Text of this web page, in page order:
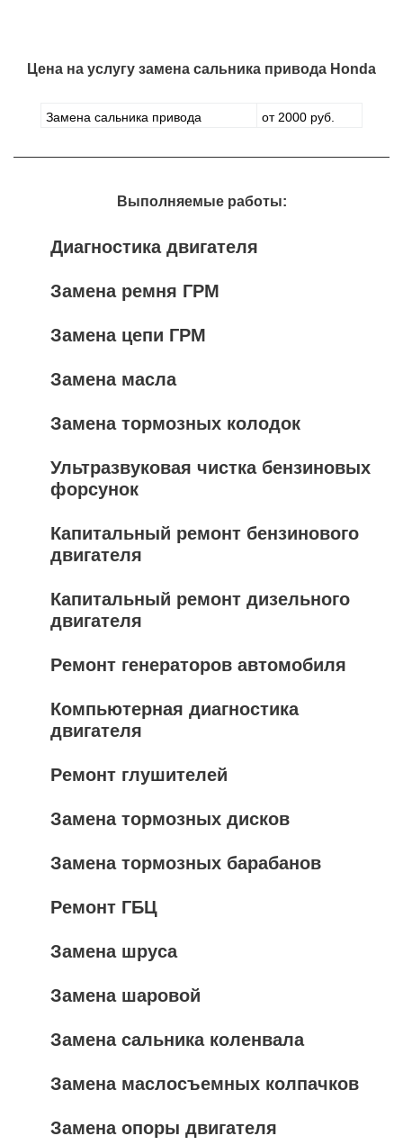
Цена на услугу замена сальника привода Honda
Замена сальника привода от 2000 руб.
Выполняемые работы:
Диагностика двигателя
Замена ремня ГРМ
Замена цепи ГРМ
Замена масла
Замена тормозных колодок
Ультразвуковая чистка бензиновых
форсунок
Капитальный ремонт бензинового
двигателя
Капитальный ремонт дизельного
двигателя
Ремонт генераторов автомобиля
Компьютерная диагностика
двигателя
Ремонт глушителей
Замена тормозных дисков
Замена тормозных барабанов
Ремонт ГБЦ
Замена шруса
Замена шаровой
Замена сальника коленвала
Замена маслосъемных колпачков
Замена опоры двигателя